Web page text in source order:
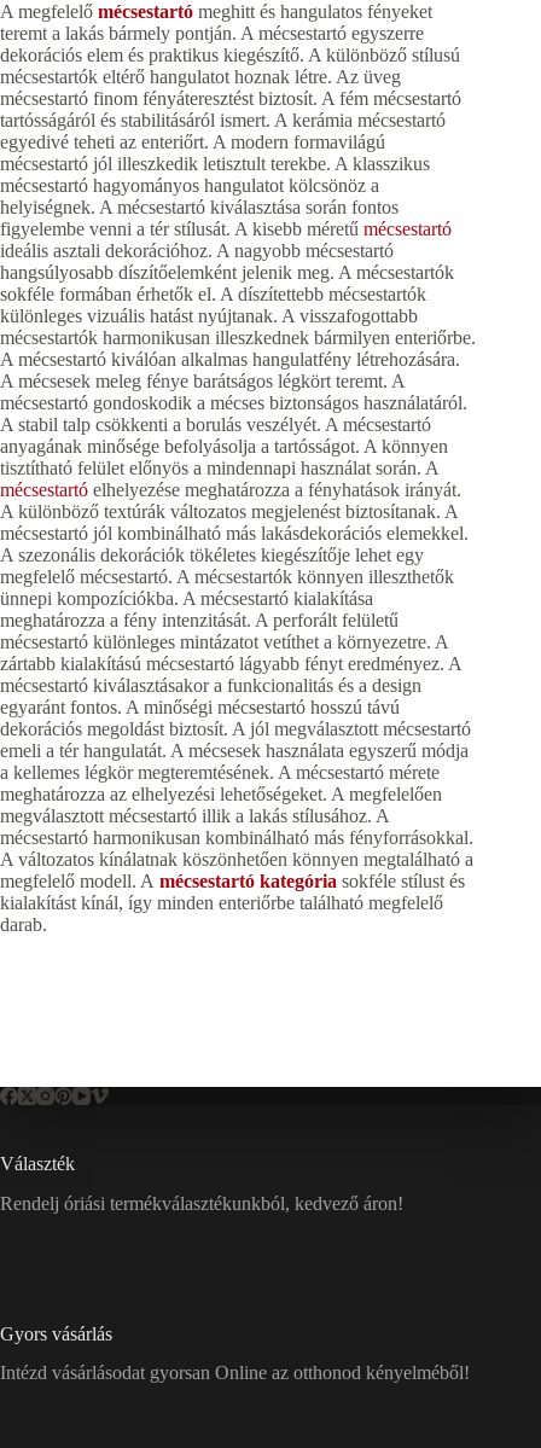
A megfelelő mécsestartó meghitt és hangulatos fényeket
teremt a lakás bármely pontján. A mécsestartó egyszerre
dekorációs elem és praktikus kiegészítő. A különböző stílusú
mécsestartók eltérő hangulatot hoznak létre. Az üveg
mécsestartó finom fényáteresztést biztosít. A fém mécsestartó
tartósságáról és stabilitásáról ismert. A kerámia mécsestartó
egyedivé teheti az enteriőrt. A modern formavilágú
mécsestartó jól illeszkedik letisztult terekbe. A klasszikus
mécsestartó hagyományos hangulatot kölcsönöz a
helyiségnek. A mécsestartó kiválasztása során fontos
figyelembe venni a tér stílusát. A kisebb méretű mécsestartó
ideális asztali dekorációhoz. A nagyobb mécsestartó
hangsúlyosabb díszítőelemként jelenik meg. A mécsestartók
sokféle formában érhetők el. A díszítettebb mécsestartók
különleges vizuális hatást nyújtanak. A visszafogottabb
mécsestartók harmonikusan illeszkednek bármilyen enteriőrbe.
A mécsestartó kiválóan alkalmas hangulatfény létrehozására.
A mécsesek meleg fénye barátságos légkört teremt. A
mécsestartó gondoskodik a mécses biztonságos használatáról.
A stabil talp csökkenti a borulás veszélyét. A mécsestartó
anyagának minősége befolyásolja a tartósságot. A könnyen
tisztítható felület előnyös a mindennapi használat során. A
mécsestartó elhelyezése meghatározza a fényhatások irányát.
A különböző textúrák változatos megjelenést biztosítanak. A
mécsestartó jól kombinálható más lakásdekorációs elemekkel.
A szezonális dekorációk tökéletes kiegészítője lehet egy
megfelelő mécsestartó. A mécsestartók könnyen illeszthetők
ünnepi kompozíciókba. A mécsestartó kialakítása
meghatározza a fény intenzitását. A perforált felületű
mécsestartó különleges mintázatot vetíthet a környezetre. A
zártabb kialakítású mécsestartó lágyabb fényt eredményez. A
mécsestartó kiválasztásakor a funkcionalitás és a design
egyaránt fontos. A minőségi mécsestartó hosszú távú
dekorációs megoldást biztosít. A jól megválasztott mécsestartó
emeli a tér hangulatát. A mécsesek használata egyszerű módja
a kellemes légkör megteremtésének. A mécsestartó mérete
meghatározza az elhelyezési lehetőségeket. A megfelelően
megválasztott mécsestartó illik a lakás stílusához. A
mécsestartó harmonikusan kombinálható más fényforrásokkal.
A változatos kínálatnak köszönhetően könnyen megtalálható a
megfelelő modell. A mécsestartó kategória sokféle stílust és
kialakítást kínál, így minden enteriőrbe található megfelelő
darab.
Választék
Rendelj óriási termékválasztékunkból, kedvező áron!
Gyors vásárlás
Intézd vásárlásodat gyorsan Online az otthonod kényelméből!